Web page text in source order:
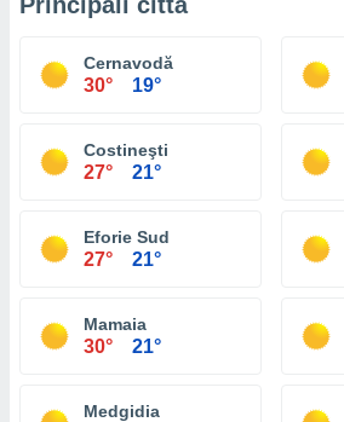
Cernavodă
30° 19°
Costineşti
27° 21°
Eforie Sud
27° 21°
Mamaia
30° 21°
Medgidia